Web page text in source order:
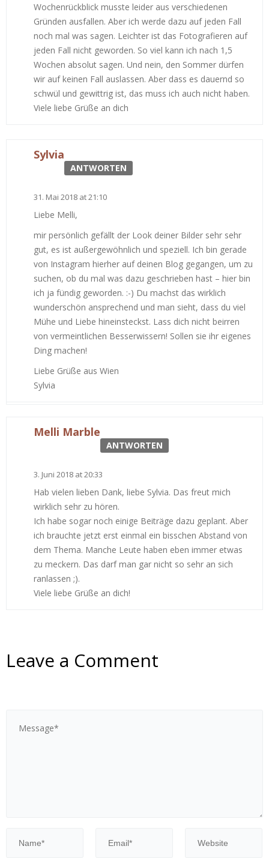
Wochenrückblick musste leider aus verschiedenen
Gründen ausfallen. Aber ich werde dazu auf jeden Fall
noch mal was sagen. Leichter ist das Fotografieren auf
jeden Fall nicht geworden. So viel kann ich nach 1,5
Wochen absolut sagen. Und nein, den Sommer dürfen
wir auf keinen Fall auslassen. Aber dass es dauernd so
schwül und gewittrig ist, das muss ich auch nicht haben.
Viele liebe Grüße an dich
Sylvia
ANTWORTEN
31. Mai 2018 at 21:10
Liebe Melli,
mir persönlich gefällt der Look deiner Bilder sehr sehr
gut, es ist außergewöhnlich und speziell. Ich bin gerade
von Instagram hierher auf deinen Blog gegangen, um zu
suchen, ob du mal was dazu geschrieben hast – hier bin
ich ja fündig geworden. :-) Du machst das wirklich
wunderschön ansprechend und man sieht, dass du viel
Mühe und Liebe hineinsteckst. Lass dich nicht beirren
von vermeintlichen Besserwissern! Sollen sie ihr eigenes
Ding machen!
Liebe Grüße aus Wien
Sylvia
Melli Marble
ANTWORTEN
3. Juni 2018 at 20:33
Hab vielen lieben Dank, liebe Sylvia. Das freut mich
wirklich sehr zu hören.
Ich habe sogar noch einige Beiträge dazu geplant. Aber
ich brauchte jetzt erst einmal ein bisschen Abstand von
dem Thema. Manche Leute haben eben immer etwas
zu meckern. Das darf man gar nicht so sehr an sich
ranlassen ;).
Viele liebe Grüße an dich!
Leave a Comment